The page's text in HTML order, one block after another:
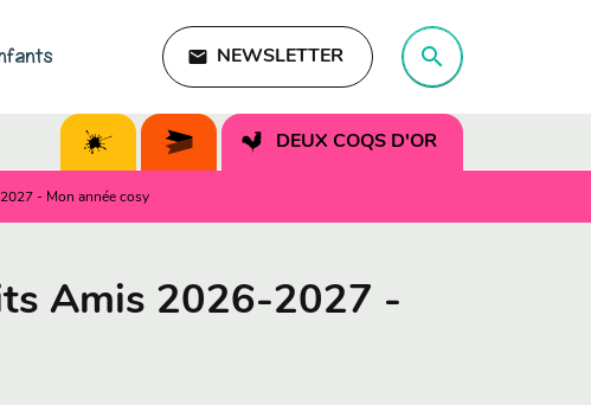
email NEWSLETTER search
DEUX COQS D'OR
search
- Mon année cosy
Amis 2026-2027 -